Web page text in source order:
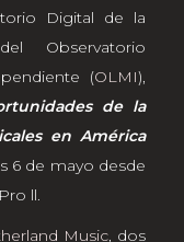
Digital de la
Observatorio
(OLMI),
de la
en América
6 de mayo desde
ll.
Music, dos